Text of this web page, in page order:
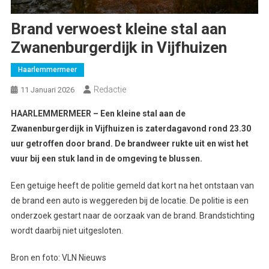
Brand verwoest kleine stal aan
Zwanenburgerdijk in Vijfhuizen
Haarlemmermeer
11 Januari 2026 Redactie
HAARLEMMERMEER – Een kleine stal aan de
Zwanenburgerdijk in Vijfhuizen is zaterdagavond rond 23.30
uur getroffen door brand. De brandweer rukte uit en wist het
vuur bij een stuk land in de omgeving te blussen.
Een getuige heeft de politie gemeld dat kort na het ontstaan van
de brand een auto is weggereden bij de locatie. De politie is een
onderzoek gestart naar de oorzaak van de brand. Brandstichting
wordt daarbij niet uitgesloten.
Bron en foto: VLN Nieuws